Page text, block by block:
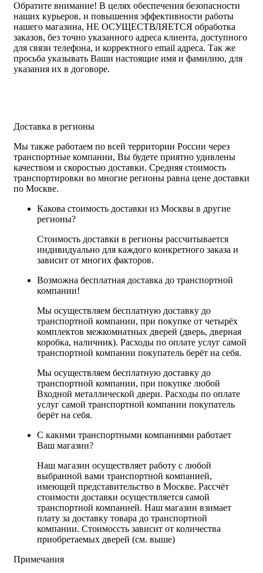
Обратите внимание! В целях обеспечения безопасности
наших курьеров, и повышения эффективности работы
нашего магазина, НЕ ОСУЩЕСТВЛЯЕТСЯ обработка
заказов, без точно указанного адреса клиента, доступного
для связи телефона, и корректного email адреса. Так же
просьба указывать Ваши настоящие имя и фамилию, для
указания их в договоре.
Доставка в регионы
Мы также работаем по всей территории России через
транспортные компании, Вы будете приятно удивлены
качеством и скоростью доставки. Средняя стоимость
транспортировки во многие регионы равна цене доставки
по Москве.
Какова стоимость доставки из Москвы в другие
регионы?
Стоимость доставки в регионы рассчитывается
индивидуально для каждого конкретного заказа и
зависит от многих факторов.
Возможна бесплатная доставка до транспортной
компании!
Мы осуществляем бесплатную доставку до
транспортной компании, при покупке от четырёх
комплектов межкомнатных дверей (дверь, дверная
коробка, наличник). Расходы по оплате услуг самой
транспортной компании покупатель берёт на себя.
Мы осуществляем бесплатную доставку до
транспортной компании, при покупке любой
Входной металлической двери. Расходы по оплате
услуг самой транспортной компании покупатель
берёт на себя.
С какими транспортными компаниями работает
Ваш магазин?
Наш магазин осуществляет работу с любой
выбранной вами транспортной компанией,
имеющей представительство в Москве. Рассчёт
стоимости доставки осуществляется самой
транспортной компанией. Наш магазин взимает
плату за доставку товара до транспортной
компании. Стоимоссть зависит от количества
приобретаемых дверей (см. выше)
Примечания